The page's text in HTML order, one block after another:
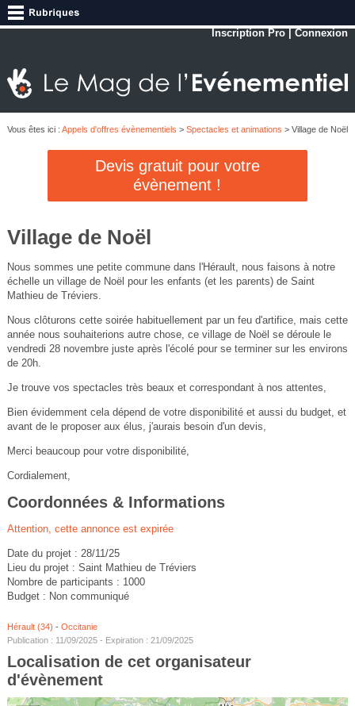
Inscription Pro |Connexion
Vous êtes ici : Appels d'offres évènementiels > Spectacles et animations > Village de Noël
Devis gratuit pour votre
évènement !
Village de Noël
Nous sommes une petite commune dans l'Hérault, nous faisons à notre
échelle un village de Noël pour les enfants (et les parents) de Saint
Mathieu de Tréviers.
Nous clôturons cette soirée habituellement par un feu d'artifice, mais cette
année nous souhaiterions autre chose, ce village de Noël se déroule le
vendredi 28 novembre juste après l'écolé pour se terminer sur les environs
de 20h.
Je trouve vos spectacles très beaux et correspondant à nos attentes,
Bien évidemment cela dépend de votre disponibilité et aussi du budget, et
avant de le proposer aux élus, j'aurais besoin d'un devis,
Merci beaucoup pour votre disponibilité,
Cordialement,
Coordonnées & Informations
Attention, cette annonce est expirée
Date du projet : 28/11/25
Lieu du projet : Saint Mathieu de Tréviers
Nombre de participants : 1000
Budget : Non communiqué
Hérault (34) - Occitanie
Publication : 11/09/2025 - Expiration : 21/09/2025
Localisation de cet organisateur
d'évènement